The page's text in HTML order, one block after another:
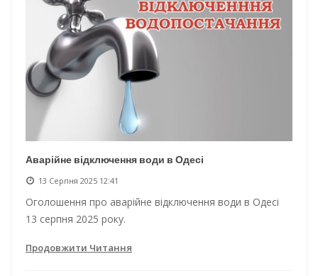
Аварійне відключення води в Одесі
13 Серпня 2025 12:41
Оголошення про аварійне відключення води в Одесі
13 серпня 2025 року.
Продовжити Читання